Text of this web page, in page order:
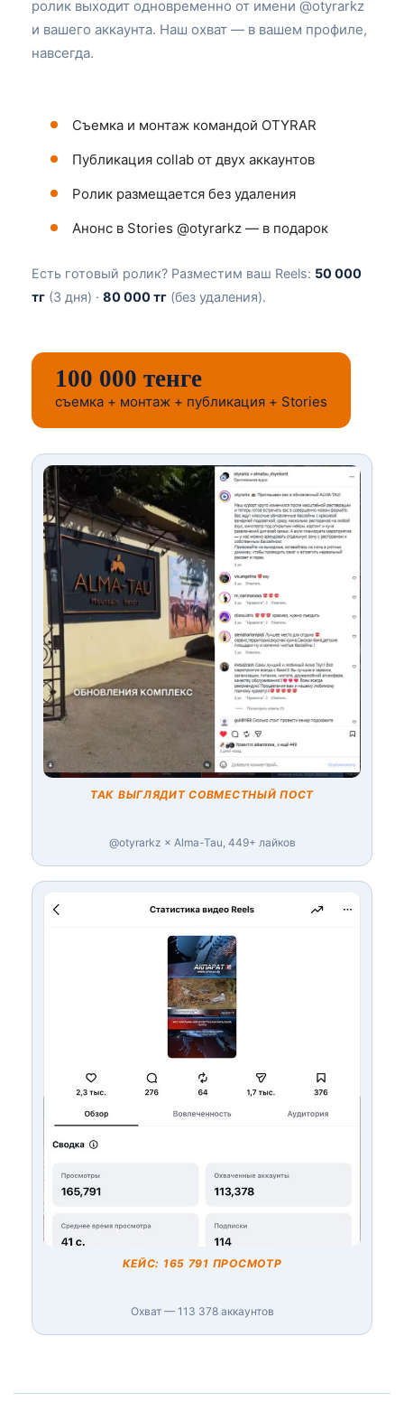
ролик выходит одновременно от имени @otyrarkz
и вашего аккаунта. Наш охват — в вашем профиле,
навсегда.
Съемка и монтаж командой OTYRAR
Публикация collab от двух аккаунтов
Ролик размещается без удаления
Анонс в Stories @otyrarkz — в подарок
Есть готовый ролик? Разместим ваш Reels: 50 000
тг (3 дня) · 80 000 тг (без удаления).
100 000 тенге
съемка + монтаж + публикация + Stories
ТАК ВЫГЛЯДИТ СОВМЕСТНЫЙ ПОСТ
@otyrarkz × Alma-Tau, 449+ лайков
КЕЙС: 165 791 ПРОСМОТР
Охват — 113 378 аккаунтов